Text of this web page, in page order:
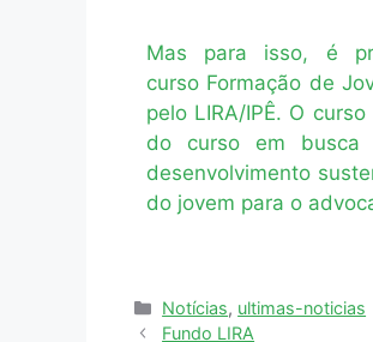
Mas para isso, é
curso Formação de
pelo LIRA/IPÊ. O
do curso em busca
desenvolvimento
do jovem para o
Notícias, ultimas-noticias
Fundo LIRA